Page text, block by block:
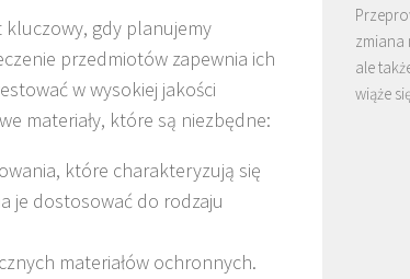
kluczowy, gdy planujemy
przedmiotów zapewnia ich
w wysokiej jakości
materiały, które są niezbędne:
które charakteryzują się
je dostosować do rodzaju
materiałów ochronnych.
zmiana
ale
wiąże